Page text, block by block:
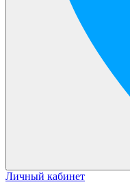
Личный кабинет